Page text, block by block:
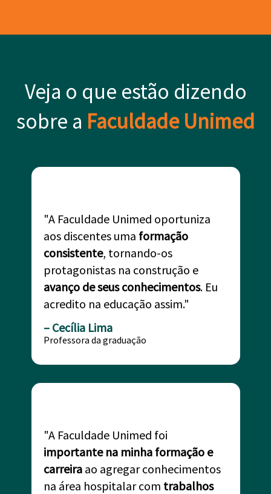
Veja o que estão dizendo
sobre a Faculdade Unimed
"A Faculdade Unimed oportuniza
aos discentes uma formação
consistente, tornando-os
protagonistas na construção e
avanço de seus conhecimentos. Eu
acredito na educação assim."
– Cecília Lima
Professora da graduação
"A Faculdade Unimed foi
importante na minha formação e
carreiraao agregar conhecimentos
na área hospitalar com trabalhos